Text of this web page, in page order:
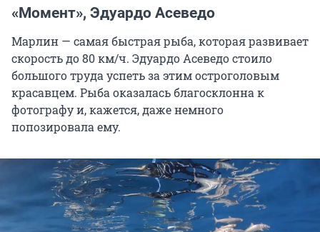
«Момент», Эдуардо Асеведо
Марлин — самая быстрая рыба, которая развивает
скорость до 80 км/ч. Эдуардо Асеведо стоило
большого труда успеть за этим остроголовым
красавцем. Рыба оказалась благосклонна к
фотографу и, кажется, даже немного
попозировала ему.